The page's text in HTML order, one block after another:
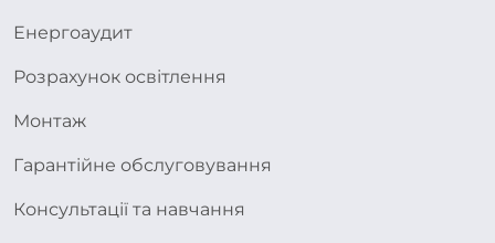
Енергоаудит
Розрахунок освітлення
Монтаж
Гарантійне обслуговування
Консультації та навчання